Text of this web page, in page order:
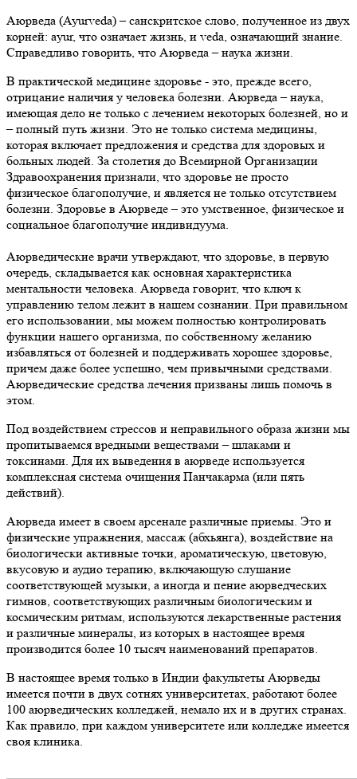
Аюрведа (Ayurveda) – санскритское слово, полученное из двух
корней: ayur, что означает жизнь, и veda, означающий знание.
Справедливо говорить, что Аюрведа – наука жизни.
В практической медицине здоровье - это, прежде всего,
отрицание наличия у человека болезни. Аюрведа – наука,
имеющая дело не только с лечением некоторых болезней, но и
– полный путь жизни. Это не только система медицины,
которая включает предложения и средства для здоровых и
больных людей. За столетия до Всемирной Организации
Здравоохранения признали, что здоровье не просто
физическое благополучие, и является не только отсутствием
болезни. Здоровье в Аюрведе – это умственное, физическое и
социальное благополучие индивидуума.
Аюрведические врачи утверждают, что здоровье, в первую
очередь, складывается как основная характеристика
ментальности человека. Аюрведа говорит, что ключ к
управлению телом лежит в нашем сознании. При правильном
его использовании, мы можем полностью контролировать
функции нашего организма, по собственному желанию
избавляться от болезней и поддерживать хорошее здоровье,
причем даже более успешно, чем привычными средствами.
Аюрведические средства лечения призваны лишь помочь в
этом.
Под воздействием стрессов и неправильного образа жизни мы
пропитываемся вредными веществами – шлаками и
токсинами. Для их выведения в аюрведе используется
комплексная система очищения Панчакарма (или пять
действий).
Аюрведа имеет в своем арсенале различные приемы. Это и
физические упражнения, массаж (абхьянга), воздействие на
биологически активные точки, ароматическую, цветовую,
вкусовую и аудио терапию, включающую слушание
соответствующей музыки, а иногда и пение аюрведческих
гимнов, соответствующих различным биологическим и
космическим ритмам, используются лекарственные растения
и различные минералы, из которых в настоящее время
производится более 10 тысяч наименований препаратов.
В настоящее время только в Индии факультеты Аюрведы
имеется почти в двух сотнях университетах, работают более
100 аюрведических колледжей, немало их и в других странах.
Как правило, при каждом университете или колледже имеется
своя клиника.